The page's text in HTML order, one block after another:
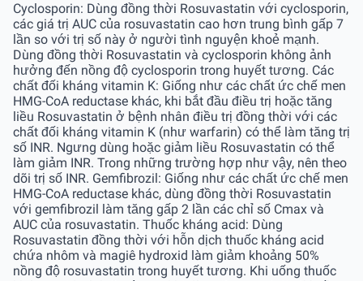
Cyclosporin: Dùng đồng thời Rosuvastatin với cyclosporin,
các giá trị AUC của rosuvastatin cao hơn trung bình gấp 7
lần so với trị số này ở người tình nguyện khoẻ mạnh.
Dùng đồng thời Rosuvastatin và cyclosporin không ảnh
hưởng đến nồng độ cyclosporin trong huyết tương. Các
chất đối kháng vitamin K: Giống như các chất ức chế men
HMG-CoA reductase khác, khi bắt đầu điều trị hoặc tăng
liều Rosuvastatin ở bệnh nhân điều trị đồng thời với các
chất đối kháng vitamin K (như warfarin) có thể làm tăng trị
số INR. Ngưng dùng hoặc giảm liều Rosuvastatin có thể
làm giảm INR. Trong những trường hợp như vậy, nên theo
dõi trị số INR. Gemfibrozil: Giống như các chất ức chế men
HMG-CoA reductase khác, dùng đồng thời Rosuvastatin
với gemfibrozil làm tăng gấp 2 lần các chỉ số Cmax và
AUC của rosuvastatin. Thuốc kháng acid: Dùng
Rosuvastatin đồng thời với hỗn dịch thuốc kháng acid
chứa nhôm và magiê hydroxid làm giảm khoảng 50%
nồng độ rosuvastatin trong huyết tương. Khi uống thuốc